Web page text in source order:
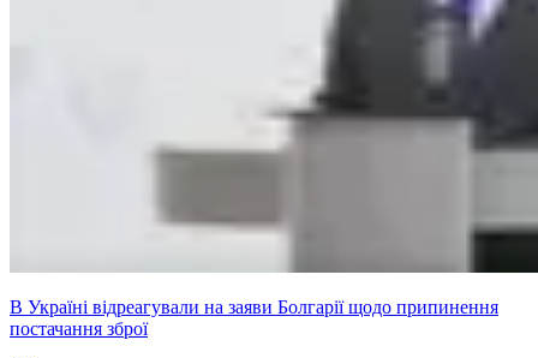
В Україні відреагували на заяви Болгарії щодо припинення
постачання зброї